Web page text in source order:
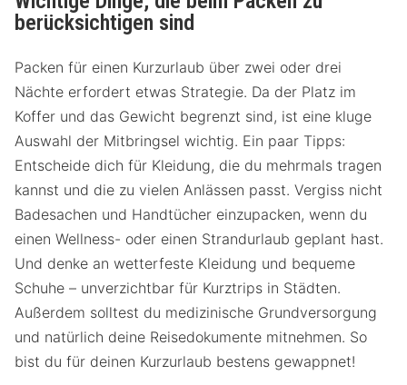
berücksichtigen sind
Packen für einen Kurzurlaub über zwei oder drei
Nächte erfordert etwas Strategie. Da der Platz im
Koffer und das Gewicht begrenzt sind, ist eine kluge
Auswahl der Mitbringsel wichtig. Ein paar Tipps:
Entscheide dich für Kleidung, die du mehrmals tragen
kannst und die zu vielen Anlässen passt. Vergiss nicht
Badesachen und Handtücher einzupacken, wenn du
einen Wellness- oder einen Strandurlaub geplant hast.
Und denke an wetterfeste Kleidung und bequeme
Schuhe – unverzichtbar für Kurztrips in Städten.
Außerdem solltest du medizinische Grundversorgung
und natürlich deine Reisedokumente mitnehmen. So
bist du für deinen Kurzurlaub bestens gewappnet!